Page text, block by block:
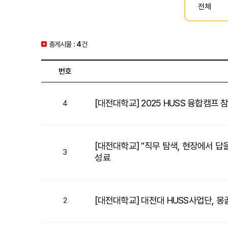
총게시물 : 4건
번호
4 [대전대학교] 2025 HUSS 융합캠프
3
[대전대학교] "직무 탐색, 현장에서
성료
2 [대전대학교] 대전대 HUSS사업단,